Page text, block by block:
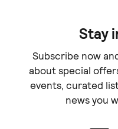
Stay
Subscribe now
about special
events, curated
news you